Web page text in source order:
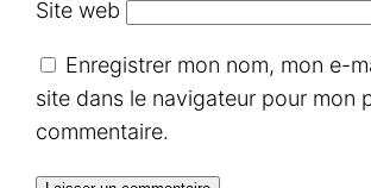
Site web
Enregistrer mon nom, mon e-
site dans le navigateur pour mon
commentaire.